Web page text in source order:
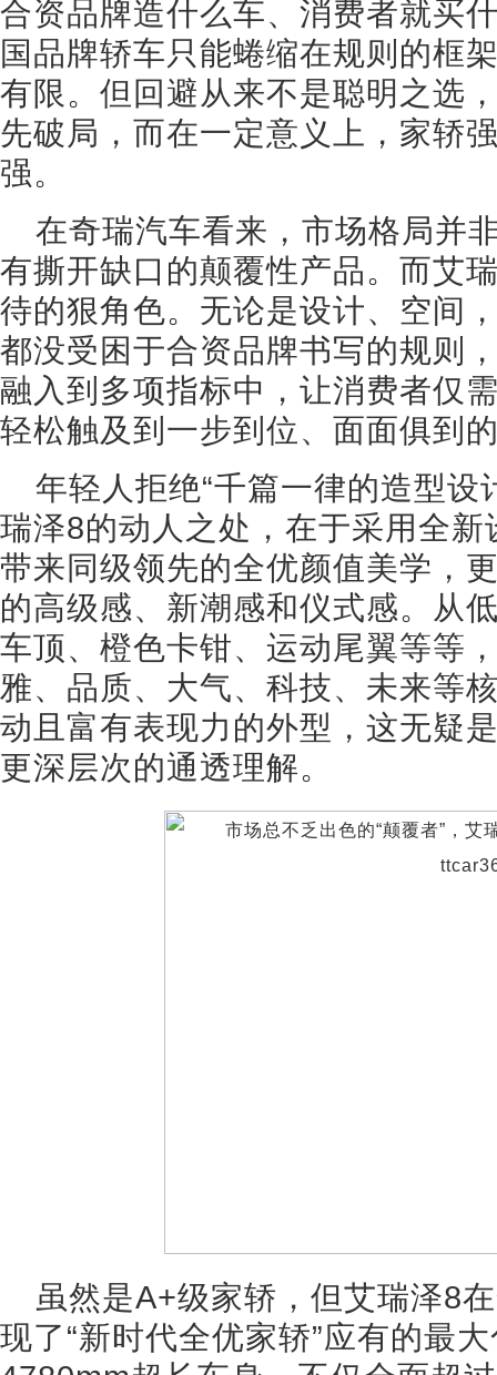
合资品牌造什么车、消费者就买
国品牌轿车只能蜷缩在规则的框
有限。但回避从来不是聪明之选
先破局，而在一定意义上，家轿
强。
在奇瑞汽车看来，市场格局并
有撕开缺口的颠覆性产品。而艾
待的狠角色。无论是设计、空间
都没受困于合资品牌书写的规则
融入到多项指标中，让消费者仅
轻松触及到一步到位、面面俱到
年轻人拒绝“千篇一律的造型设
瑞泽8的动人之处，在于采用全新
带来同级领先的全优颜值美学，
的高级感、新潮感和仪式感。从
车顶、橙色卡钳、运动尾翼等等
雅、品质、大气、科技、未来等
动且富有表现力的外型，这无疑
更深层次的通透理解。
虽然是A+级家轿，但艾瑞泽8
现了“新时代全优家轿”应有的最